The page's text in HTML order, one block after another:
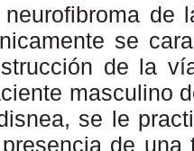
neurofibroma de
se
de la
masculino
se le
de una